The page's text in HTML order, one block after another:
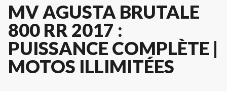
MV AGUSTA BRUTALE
800 RR 2017 :
PUISSANCE COMPLÈTE |
MOTOS ILLIMITÉES